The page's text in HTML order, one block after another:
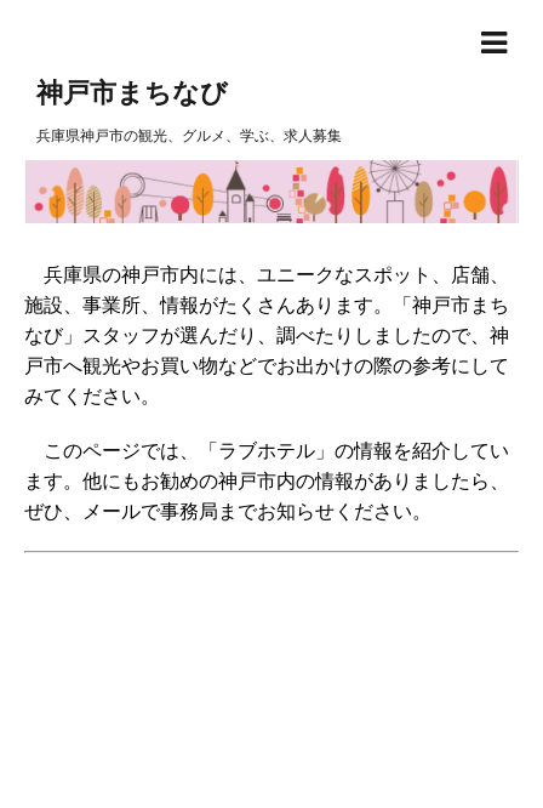
神戸市まちなび
兵庫県神戸市の観光、グルメ、学ぶ、求人募集
兵庫県の神戸市内には、ユニークなスポット、店舗、
施設、事業所、情報がたくさんあります。「神戸市まち
なび」スタッフが選んだり、調べたりしましたので、神
戸市へ観光やお買い物などでお出かけの際の参考にして
みてください。
このページでは、「ラブホテル」の情報を紹介してい
ます。他にもお勧めの神戸市内の情報がありましたら、
ぜひ、メールで事務局までお知らせください。